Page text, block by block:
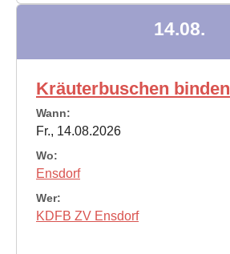
14.08.
Kräuterbuschen binden
Wann:
Fr., 14.08.2026
Wo:
Ensdorf
Wer:
KDFB ZV Ensdorf